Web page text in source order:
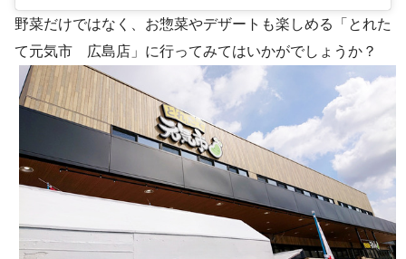
野菜だけではなく、お惣菜やデザートも楽しめる「とれた
て元気市 広島店」に行ってみてはいかがでしょうか？